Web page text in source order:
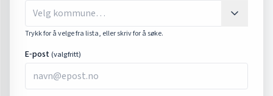
Trykk for å velge fra lista, eller skriv for å søke.
E‑post (valgfritt)